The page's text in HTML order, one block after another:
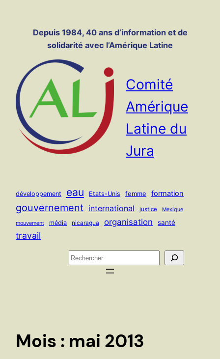
contenuDepuis 1984, 40 ans d’information et de
solidarité avec l’Amérique Latine
Comité
Amérique
Latine du
Jura
développement eau Etats-Unis femme formation
gouvernement international justice Mexique
mouvement média nicaragua organisation santé
travail
R
h
Mois : mai 2013